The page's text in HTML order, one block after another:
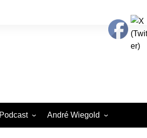
Podcast André Wiegold